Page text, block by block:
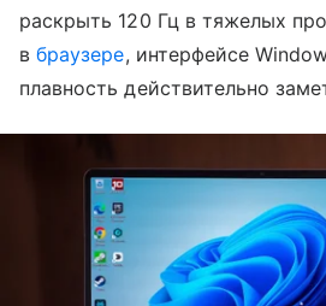
раскрыть 120 Гц в тяжелых
вбраузере, интерфейсе
плавность действительно